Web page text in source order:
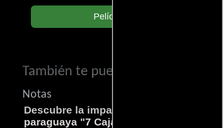
Películas
También te puede interesar...
Notas
Descubre la impactante película
paraguaya "7 Cajas"